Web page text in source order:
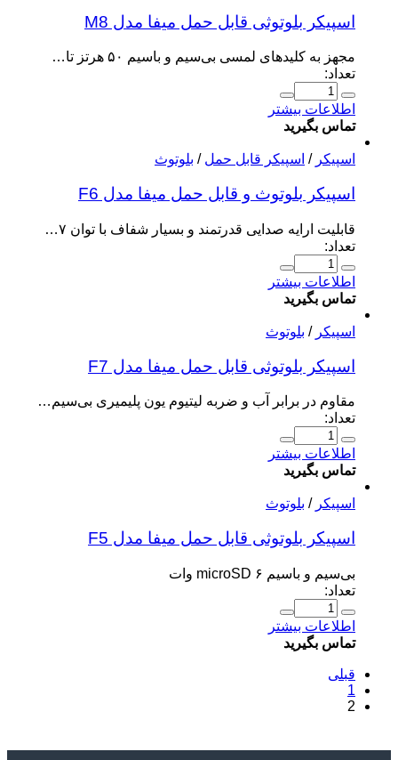
اسپیکر بلوتوثی قابل حمل میفا مدل M8
مجهز به کلیدهای لمسی بی‌سیم و باسیم ۵۰ هرتز تا…
تعداد:
اطلاعات بیشتر
تماس بگیرید
اسپیکر / اسپیکر قابل حمل / بلوتوث
اسپیکر بلوتوث و قابل حمل میفا مدل F6
قابلیت ارایه صدایی قدرتمند و بسیار شفاف با توان ۷…
تعداد:
اطلاعات بیشتر
تماس بگیرید
اسپیکر / بلوتوث
اسپیکر بلوتوثی قابل حمل میفا مدل F7
مقاوم در برابر آب و ضربه لیتیوم یون پلیمیری بی‌سیم…
تعداد:
اطلاعات بیشتر
تماس بگیرید
اسپیکر / بلوتوث
اسپیکر بلوتوثی قابل حمل میفا مدل F5
بی‌سیم و باسیم microSD ۶ وات
تعداد:
اطلاعات بیشتر
تماس بگیرید
قبلی
1
2